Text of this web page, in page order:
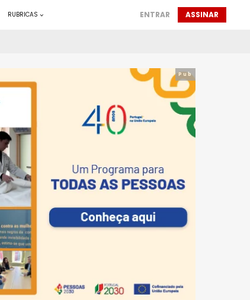
RUBRICAS ENTRAR ASSINAR
Pub